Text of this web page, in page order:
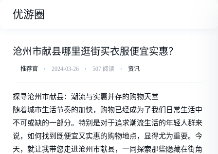
优游圈
沧州市献县哪里逛街买衣服便宜实惠？
推荐官 ⋅ 2024-03-26 ⋅ 507 阅读 ⋅ 资讯
探寻沧州市献县：潮流与实惠并存的购物天堂
随着城市生活节奏的加快，购物已经成为了我们日常生活中
不可或缺的一部分。特别是对于追求潮流生活的年轻人群来
说，如何找到既便宜又实惠的购物地点，显得尤为重要。今
天，就让我带您走进沧州市献县，一同探索那些隐藏在街角